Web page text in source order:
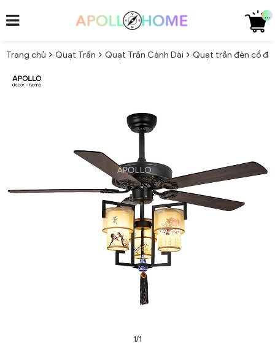
...
Trang chủ Quạt Trần Quạt Trần Cánh Dài Quạt trần đèn cổ
1/1